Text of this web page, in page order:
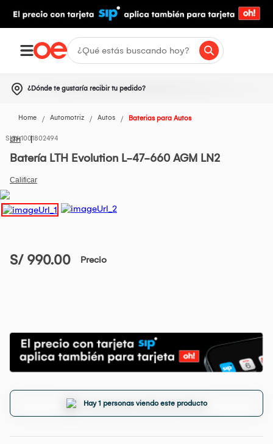
¿Dónde te gustaría recibir tu pedido?
Home Automotriz Autos Baterias para Autos
LTH1001802494
Batería LTH Evolution L-47-660 AGM LN2
S/ 990.00 Precio
Hay 1 personas viendo este producto